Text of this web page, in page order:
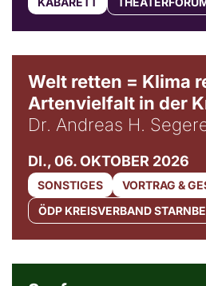
Welt retten = Klima
Artenvielfalt in der
Dr. Andreas H.
DI., 06. OKTOBER 2026
SONSTIGES
VORTRAG &
ÖDP KREISVERBAND